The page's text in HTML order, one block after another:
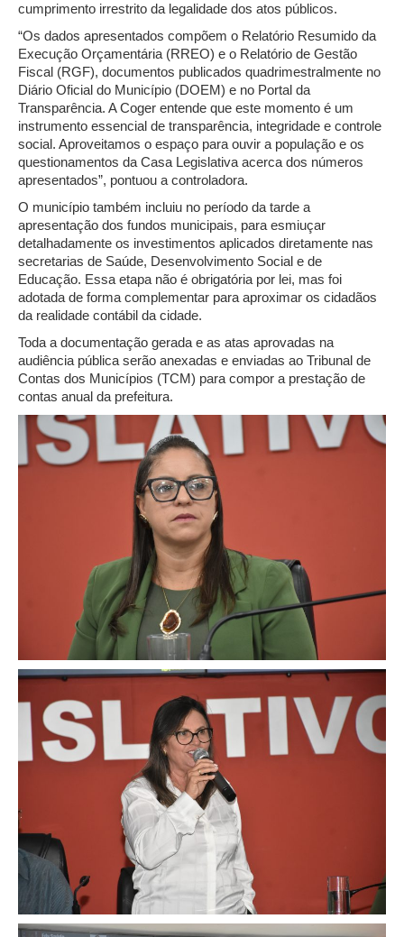
cumprimento irrestrito da legalidade dos atos públicos.
“Os dados apresentados compõem o Relatório Resumido da
Execução Orçamentária (RREO) e o Relatório de Gestão
Fiscal (RGF), documentos publicados quadrimestralmente no
Diário Oficial do Município (DOEM) e no Portal da
Transparência. A Coger entende que este momento é um
instrumento essencial de transparência, integridade e controle
social. Aproveitamos o espaço para ouvir a população e os
questionamentos da Casa Legislativa acerca dos números
apresentados”, pontuou a controladora.
O município também incluiu no período da tarde a
apresentação dos fundos municipais, para esmiuçar
detalhadamente os investimentos aplicados diretamente nas
secretarias de Saúde, Desenvolvimento Social e de
Educação. Essa etapa não é obrigatória por lei, mas foi
adotada de forma complementar para aproximar os cidadãos
da realidade contábil da cidade.
Toda a documentação gerada e as atas aprovadas na
audiência pública serão anexadas e enviadas ao Tribunal de
Contas dos Municípios (TCM) para compor a prestação de
contas anual da prefeitura.